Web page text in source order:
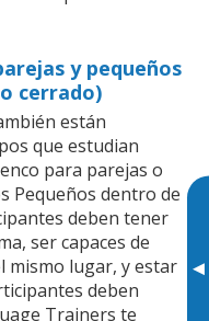
▸
y pequeños
cerrado)
están
que estudian
para parejas o
Pequeños dentro de
deben tener
ser capaces de
mismo lugar, y estar
deben
Trainers te